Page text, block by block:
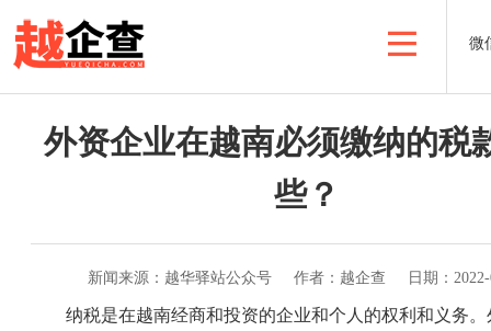
微
外资企业在越南必须缴纳的税
些？
新闻来源：越华驿站公众号 作者：越企查 日期：
纳税是在越南经商和投资的企业和个人的权利和义务